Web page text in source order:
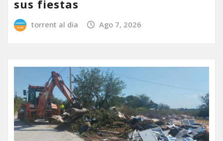
sus fiestas
torrent al dia Ago 7, 2026